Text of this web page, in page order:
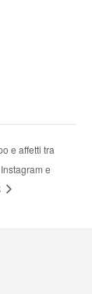
e affetti tra
e